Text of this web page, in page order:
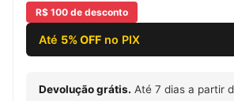
R$ 100 de desconto
Até 5% OFF no PIX
Devolução grátis. Até 7 dias a partir